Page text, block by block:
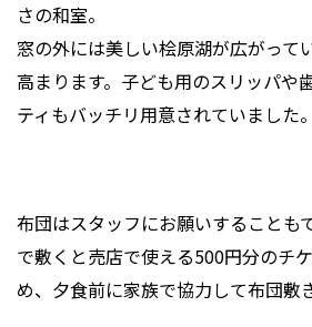
さの和室。
窓の外には美しい桧原湖が広がって
高まります。子ども用のスリッパや
ティもバッチリ用意されていました。
布団はスタッフにお願いすることも
で敷くと売店で使える500円分のチ
め、夕食前に家族で協力して布団敷